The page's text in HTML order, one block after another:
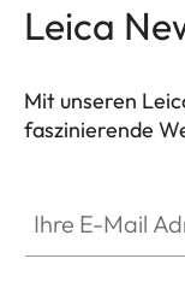
Leica
Mit unseren
faszinierende